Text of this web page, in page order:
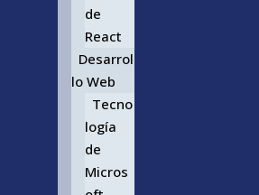
de
React
Desarrol
lo Web
Tecno
logía
de
Micros